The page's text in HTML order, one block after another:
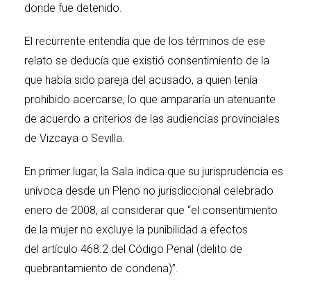
donde fue detenido.
El recurrente entendía que de los términos de ese
relato se deducía que existió consentimiento de la
que había sido pareja del acusado, a quien tenía
prohibido acercarse, lo que ampararía un atenuante
de acuerdo a criterios de las audiencias provinciales
de Vizcaya o Sevilla.
En primer lugar, la Sala indica que su jurisprudencia es
unívoca desde un Pleno no jurisdiccional celebrado
enero de 2008, al considerar que “el consentimiento
de la mujer no excluye la punibilidad a efectos
del artículo 468.2 del Código Penal (delito de
quebrantamiento de condena)”.